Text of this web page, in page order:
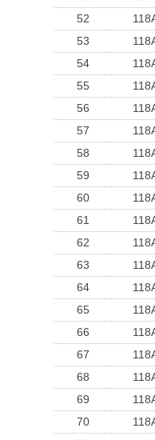
52
53
54
55
56
57
58
59
60
61
62
63
64
65
66
67
68
69
70